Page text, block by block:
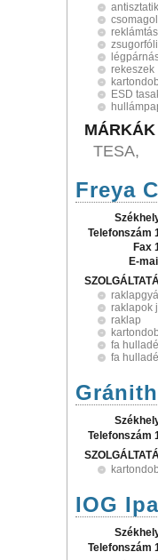
rekeszek
ESD
MÁRKÁK
TESA,
Freya
Telefonszám
Fax
E-
raklapok
raklap
fa
fa
Telefonszám
IOG
Telefonszám